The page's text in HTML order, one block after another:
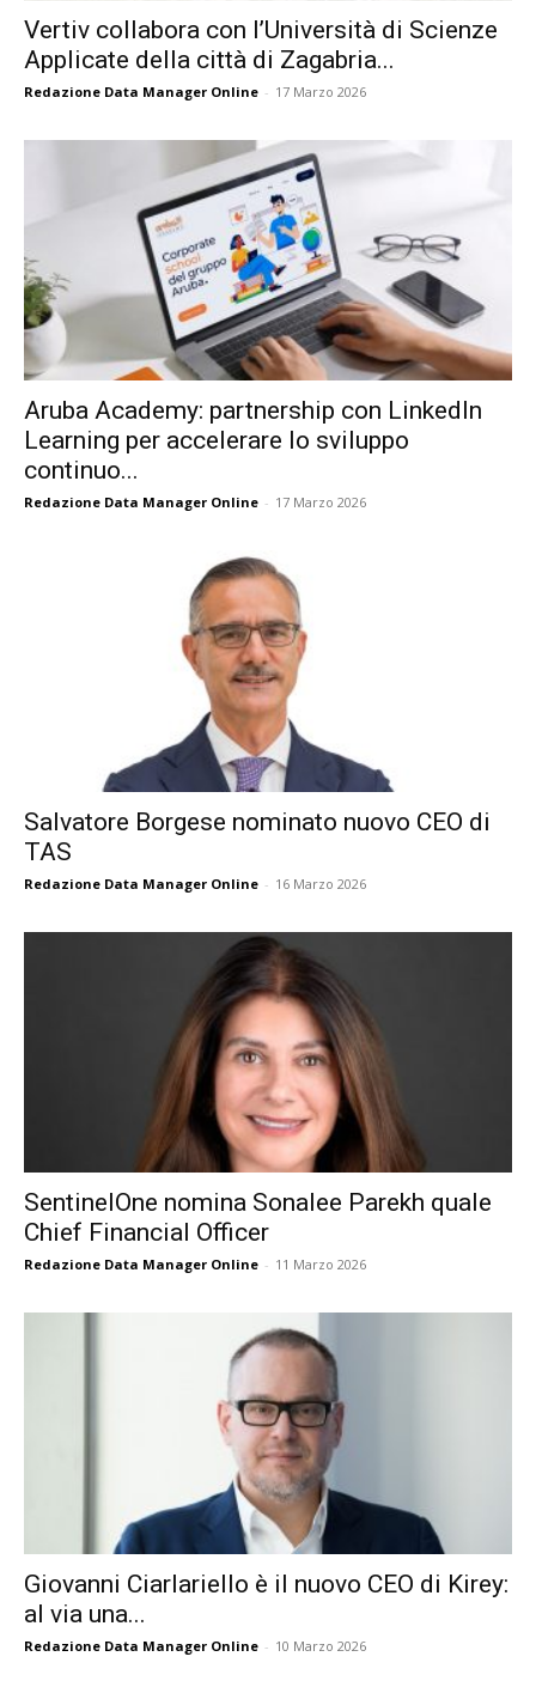
Vertiv collabora con l’Università di Scienze
Applicate della città di Zagabria...
Redazione Data Manager Online - 17 Marzo 2026
Aruba Academy: partnership con LinkedIn
Learning per accelerare lo sviluppo
continuo...
Redazione Data Manager Online - 17 Marzo 2026
Salvatore Borgese nominato nuovo CEO di
TAS
Redazione Data Manager Online - 16 Marzo 2026
SentinelOne nomina Sonalee Parekh quale
Chief Financial Officer
Redazione Data Manager Online - 11 Marzo 2026
Giovanni Ciarlariello è il nuovo CEO di Kirey:
al via una...
Redazione Data Manager Online - 10 Marzo 2026